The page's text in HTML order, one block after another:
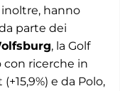
inoltre, hanno
parte dei
, la Golf
con ricerche in
e da Polo,